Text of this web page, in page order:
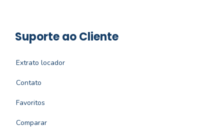
Suporte ao Cliente
Extrato locador
Contato
Favoritos
Comparar